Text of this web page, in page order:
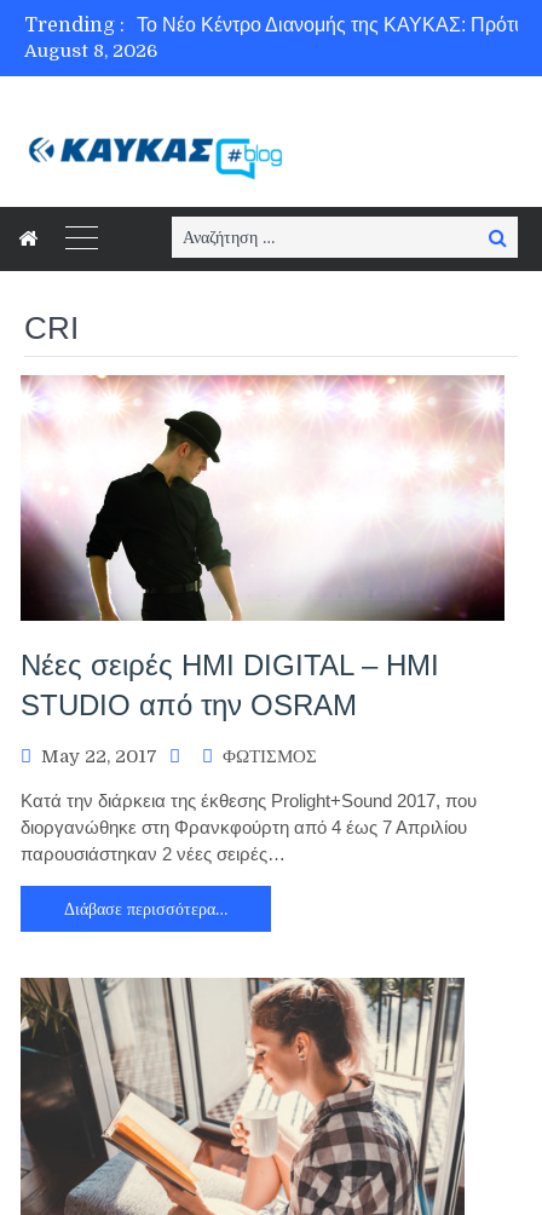
Trending :
Ασφάλεια στο Διαδίκτυο για όλους!
August 8, 2026
Search
for:
CRI
Nέες σειρές HMI DIGITAL – HMI
STUDIO από την OSRAM
May 22, 2017 ΦΩΤΙΣΜΟΣ
Κατά την διάρκεια της έκθεσης Prolight+Sound 2017, που
διοργανώθηκε στη Φρανκφούρτη από 4 έως 7 Απριλίου
παρουσιάστηκαν 2 νέες σειρές…
Διάβασε περισσότερα…